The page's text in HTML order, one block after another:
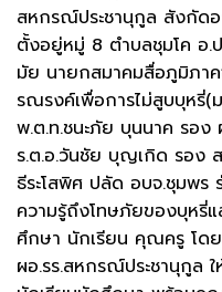
สหกรณ์ประชานุกูล สังกัด
ตั้งอยู่หมู่ 8 ตำบลชุมโค อ.
มัย นายกสมาคมสื่อภูมิภา
รณรงค์เพื่อการไม่สูบบุหรี่
พ.ต.ท.ชนะภัย บุนนาค รอง
ร.ต.อ.วันชัย บุญเกิด รอง
ธีระโสพิศ ปลัด อบจ.ชุมพร
ความรู้ถึงโทษภัยของบุหรี่
ศึกษา นักเรียน คุณครู โด
ผอ.รร.สหกรณ์ประชานุกูล